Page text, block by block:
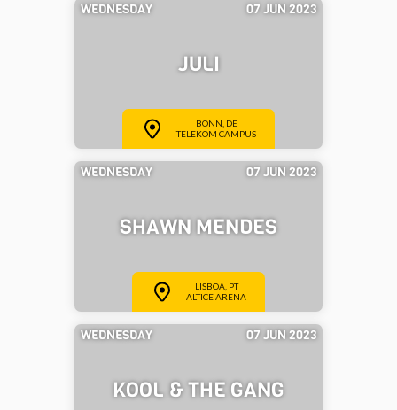
WEDNESDAY 07 JUN 2023
JULI
BONN, DE
TELEKOM CAMPUS
WEDNESDAY 07 JUN 2023
SHAWN MENDES
LISBOA, PT
ALTICE ARENA
WEDNESDAY 07 JUN 2023
KOOL & THE GANG